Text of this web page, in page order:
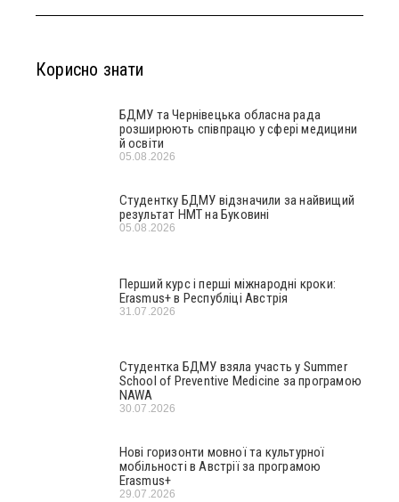
Корисно знати
БДМУ та Чернівецька обласна рада
розширюють співпрацю у сфері медицини
й освіти
05.08.2026
Студентку БДМУ відзначили за найвищий
результат НМТ на Буковині
05.08.2026
Перший курс і перші міжнародні кроки:
Erasmus+ в Республіці Австрія
31.07.2026
Студентка БДМУ взяла участь у Summer
School of Preventive Medicine за програмою
NAWA
30.07.2026
Нові горизонти мовної та культурної
мобільності в Австрії за програмою
Erasmus+
29.07.2026